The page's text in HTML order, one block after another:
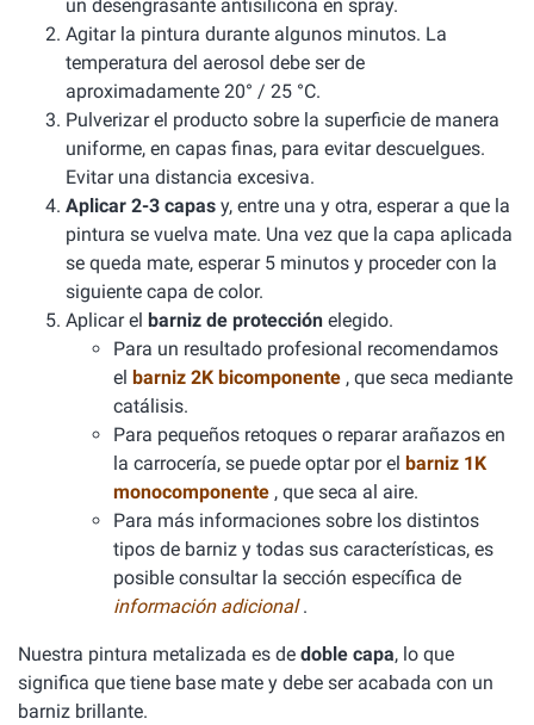
un desengrasante antisilicona en spray.
Agitar la pintura durante algunos minutos. La
temperatura del aerosol debe ser de
aproximadamente 20° / 25 °C.
Pulverizar el producto sobre la superficie de manera
uniforme, en capas finas, para evitar descuelgues.
Evitar una distancia excesiva.
Aplicar 2-3 capas y, entre una y otra, esperar a que la
pintura se vuelva mate. Una vez que la capa aplicada
se queda mate, esperar 5 minutos y proceder con la
siguiente capa de color.
Aplicar el barniz de protección elegido.
Para un resultado profesional recomendamos
el barniz 2K bicomponente , que seca mediante
catálisis.
Para pequeños retoques o reparar arañazos en
la carrocería, se puede optar por el barniz 1K
monocomponente , que seca al aire.
Para más informaciones sobre los distintos
tipos de barniz y todas sus características, es
posible consultar la sección específica de
información adicional.
Nuestra pintura metalizada es de doble capa, lo que
significa que tiene base mate y debe ser acabada con un
barniz brillante.